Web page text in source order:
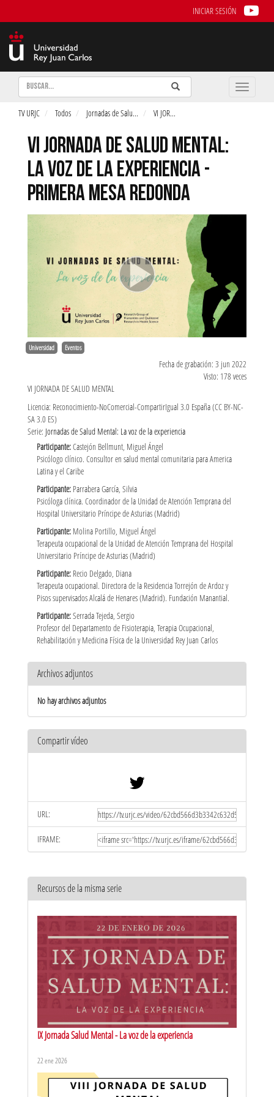
INICIAR SESIÓN
Buscar Enviar
Buscar
Toggle
TV URJC Todos Jornadas de Salu... VI JOR...
VI JORNADA DE SALUD MENTAL:
LA VOZ DE LA EXPERIENCIA -
PRIMERA MESA REDONDA
Universidad Eventos
Fecha de grabación: 3 jun 2022
Visto: 178 veces
VI JORNADA DE SALUD MENTAL
Licencia: Reconocimiento-NoComercial-CompartirIgual 3.0 España (CC BY-NC-
SA 3.0 ES)
Serie: Jornadas de Salud Mental: La voz de la experiencia
Participante:Castejón Bellmunt, Miguel Ángel
Psicólogo clínico. Consultor en salud mental comunitaria para America
Latina y el Caribe
Participante: Parrabera García, Silvia
Psicóloga clínica. Coordinador de la Unidad de Atención Temprana del
Hospital Universitario Príncipe de Asturias (Madrid)
Participante: Molina Portillo, Miguel Ángel
Terapeuta ocupacional de la Unidad de Atención Temprana del Hospital
Universitario Príncipe de Asturias (Madrid)
Participante: Recio Delgado, Diana
Terapeuta ocupacional. Directora de la Residencia Torrejón de Ardoz y
Pisos supervisados Alcalá de Henares (Madrid). Fundación Manantial.
Participante:Serrada Tejeda, Sergio
Profesor del Departamento de Fisioterapia, Terapia Ocupacional,
Rehabilitación y Medicina Física de la Universidad Rey Juan Carlos
Archivos adjuntos
No hay archivos adjuntos
Compartir vídeo
URL:
IFRAME:
Recursos de la misma serie
IX Jornada Salud Mental - La voz de la experiencia
22 ene 2026